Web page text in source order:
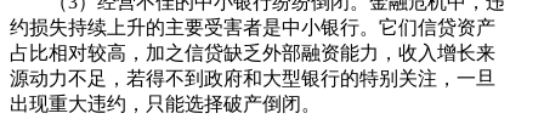
约损失持续上升的主要受害者是中小银行。它们信贷资产
占比相对较高，加之信贷缺乏外部融资能力，收入增长来
源动力不足，若得不到政府和大型银行的特别关注，一旦
出现重大违约，只能选择破产倒闭。